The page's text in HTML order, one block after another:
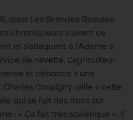
dans Les Grandes Gueules
chroniqueurs suivent ce
et s’attaquent à l’Ademe à
de navette. L’agriculteur
et dénonce « une
Charles Consigny raille « cette
qui se fait des trucs sur
: « Ça fait très soviétique ». Il